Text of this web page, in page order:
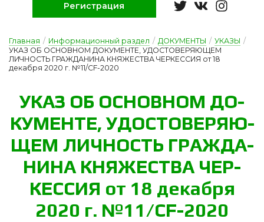
Регистрация
Главная / Информационный раздел / ДОКУМЕНТЫ / УКАЗЫ /
УКАЗ ОБ ОСНОВНОМ ДОКУМЕНТЕ, УДОСТОВЕРЯЮЩЕМ
ЛИЧНОСТЬ ГРАЖДАНИНА КНЯЖЕСТВА ЧЕРКЕССИЯ от 18
декабря 2020 г. №11/CF-2020
У­КАЗ ОБ ОС­НОВНОМ ДО­
КУ­МЕН­ТЕ, У­ДОС­ТО­ВЕ­РЯ­Ю­
ЩЕМ ЛИЧ­НОСТЬ ГРАЖ­ДА­
НИ­НА КНЯ­ЖЕС­ТВА ЧЕР­
КЕССИЯ от 18 де­каб­ря
2020 г. №11/CF-2020